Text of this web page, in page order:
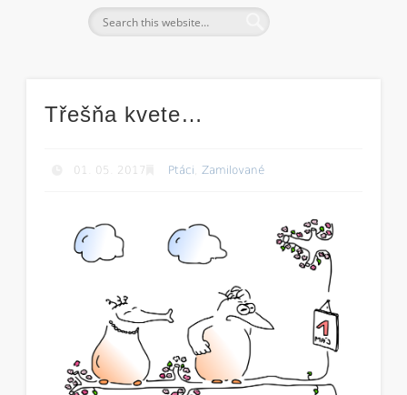
Třešňa kvete…
01. 05. 2017 Ptáci Zamilované